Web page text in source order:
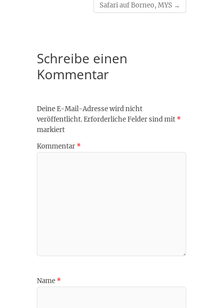
Safari auf Borneo, MYS →
Schreibe einen
Kommentar
Deine E-Mail-Adresse wird nicht
veröffentlicht.Erforderliche Felder sind mit *
markiert
Kommentar *
Name *